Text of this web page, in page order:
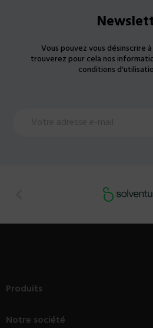
Vous pouvez vous désinscrire
trouverez pour cela nos
conditions
Produits
Notre société